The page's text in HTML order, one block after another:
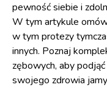
pewność siebie i
W tym artykule
w tym protezy
innych. Poznaj
zębowych, aby
swojego zdrowia